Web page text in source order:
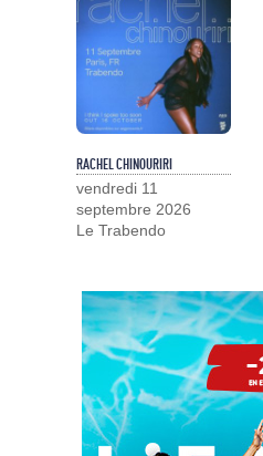
RACHEL CHINOURIRI
vendredi 11
septembre 2026
Le Trabendo